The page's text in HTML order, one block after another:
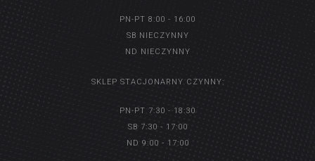
PN-PT 8:00 - 16:00
SB NIECZYNNY
ND NIECZYNNY
SKLEP STACJONARNY CZYNNY:
PN-PT 7:30 - 18:30
SB 7:30 - 17:00
ND 9:00 - 17:00